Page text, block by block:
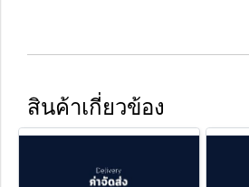
สินค้าเกี่ยวข้อง